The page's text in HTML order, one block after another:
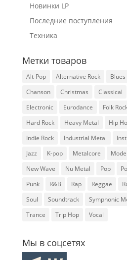
Новинки LP
Последние поступления
Техника
Метки товаров
Alt-Pop Alternative Rock Blues
Chanson
Christmas Classical
Electronic
Eurodance Folk
Hard Rock
Heavy Metal Hip
Indie Rock
Industrial Metal
Jazz
K-pop Metalcore
New Wave
Nu Metal Pop
Punk
R&B Rap Reggae
Soul
Soundtrack Symphonic
Trance
Trip Hop Vocal
Мы в соцсетях